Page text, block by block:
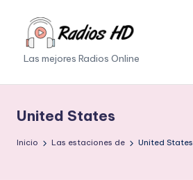
Saltar
contenidoLas mejores Radios Online
United States
Inicio Las estaciones de United States